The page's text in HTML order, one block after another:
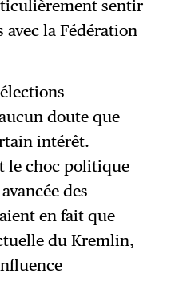
sentir
avec la Fédération
doute que
intérêt.
le choc politique
des
en fait que
du Kremlin,